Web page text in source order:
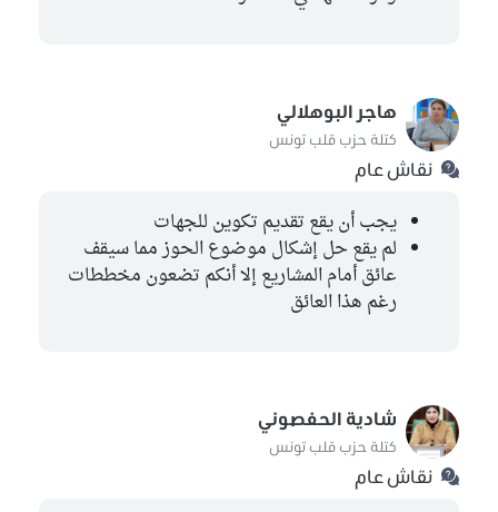
هاجر البوهلالي
كتلة حزب قلب تونس
نقاش عام
يجب أن يقع تقديم تكوين للجهات
لم يقع حل إشكال موضوع الحوز مما سيقف
عائق أمام المشاريع إلا أنكم تضعون مخططات
رغم هذا العائق
شادية الحفصوني
كتلة حزب قلب تونس
نقاش عام